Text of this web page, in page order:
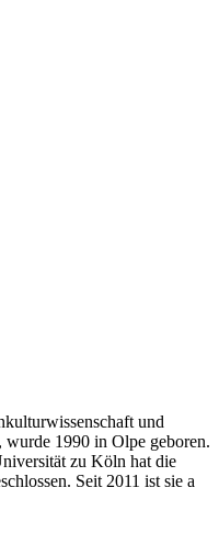
und
1990 in Olpe geboren.
zu Köln hat die
Seit 2011 ist sie a